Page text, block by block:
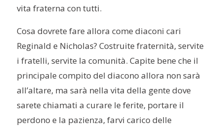
vita fraterna con tutti.
Cosa dovrete fare allora come diaconi cari
Reginald e Nicholas? Costruite fraternità, servite
i fratelli, servite la comunità. Capite bene che il
principale compito del diacono allora non sarà
all’altare, ma sarà nella vita della gente dove
sarete chiamati acurare le ferite, portare il
perdono e la pazienza, farvi carico delle